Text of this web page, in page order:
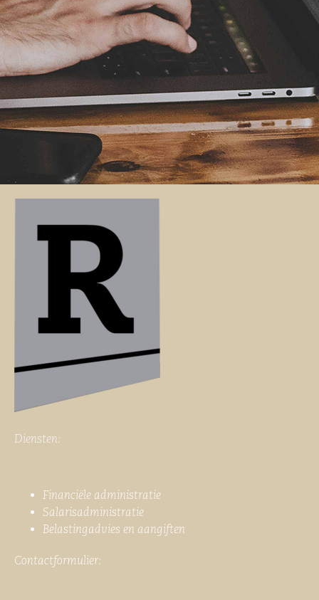
Diensten:
Financiële administratie
Salarisadministratie
Belastingadvies en aangiften
Contactformulier: